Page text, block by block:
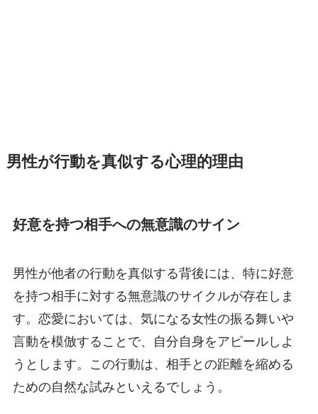
男性が行動を真似する心理的理由
好意を持つ相手への無意識のサイン
男性が他者の行動を真似する背後には、特に好意
を持つ相手に対する無意識のサイクルが存在しま
す。恋愛においては、気になる女性の振る舞いや
言動を模倣することで、自分自身をアピールしよ
うとします。この行動は、相手との距離を縮める
ための自然な試みといえるでしょう。